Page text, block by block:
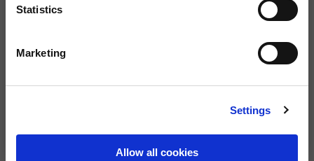
Statistics
Marketing
Settings
Allow all cookies
Portachiavi con